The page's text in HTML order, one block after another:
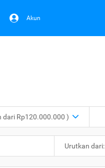
Akun
dari Rp120.000.000 )
Urutkan dari: